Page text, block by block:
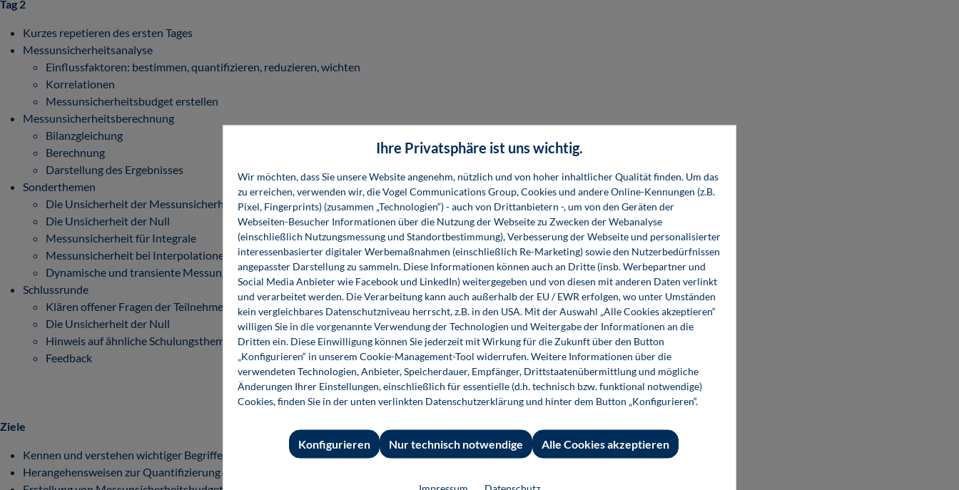
Tag 2
Kurzes repetieren des ersten Tages
Messunsicherheitsanalyse
Einflussfaktoren: bestimmen, quantifizieren, reduzieren, wichten
Korrelationen
Messunsicherheitsbudget erstellen
Messunsicherheitsberechnung
Bilanzgleichung
Berechnung
Darstellung des Ergebnisses
Sonderthemen
Die Unsicherheit der Messunsicherheit
Die Unsicherheit der Null
Messunsicherheit für Integrale
Messunsicherheit bei Interpolationen
Dynamische und transiente Messungen
Schlussrunde
Klären offener Fragen der Teilnehmenden
Die Unsicherheit der Null
Hinweis auf ähnliche Schulungsthemen/-angebote, Literaturempfehlungen
Feedback
Ziele
Kennen und verstehen wichtiger Begriffe und Definitionen
Herangehensweisen zur Quantifizierung von Fehlereinflüssen
Ihre Privatsphäre ist uns wichtig.
Wir möchten, dass Sie unsere Website angenehm, nützlich und von hoher inhaltlicher Qualität finden. Um das
zu erreichen, verwenden wir, die Vogel Communications Group, Cookies und andere Online-Kennungen (z.B.
Pixel, Fingerprints) (zusammen „Technologien“) - auch von Drittanbietern -, um von den Geräten der
Webseiten-Besucher Informationen über die Nutzung der Webseite zu Zwecken der Webanalyse
(einschließlich Nutzungsmessung und Standortbestimmung), Verbesserung der Webseite und personalisierter
interessenbasierter digitaler Werbemaßnahmen (einschließlich Re-Marketing) sowie den Nutzerbedürfnissen
angepasster Darstellung zu sammeln. Diese Informationen können auch an Dritte (insb. Werbepartner und
Social Media Anbieter wie Facebook und LinkedIn) weitergegeben und von diesen mit anderen Daten verlinkt
und verarbeitet werden. Die Verarbeitung kann auch außerhalb der EU / EWR erfolgen, wo unter Umständen
kein vergleichbares Datenschutzniveau herrscht, z.B. in den USA. Mit der Auswahl „Alle Cookies akzeptieren“
willigen Sie in die vorgenannte Verwendung der Technologien und Weitergabe der Informationen an die
Dritten ein. Diese Einwilligung können Sie jederzeit mit Wirkung für die Zukunft über den Button
„Konfigurieren“ in unserem Cookie-Management-Tool widerrufen. Weitere Informationen über die
verwendeten Technologien, Anbieter, Speicherdauer, Empfänger, Drittstaatenübermittlung und mögliche
Änderungen Ihrer Einstellungen, einschließlich für essentielle (d.h. technisch bzw. funktional notwendige)
Cookies, finden Sie in der unten verlinkten Datenschutzerklärung und hinter dem Button „Konfigurieren“.
Nur technisch notwendige
Konfigurieren Alle Cookies akzeptieren